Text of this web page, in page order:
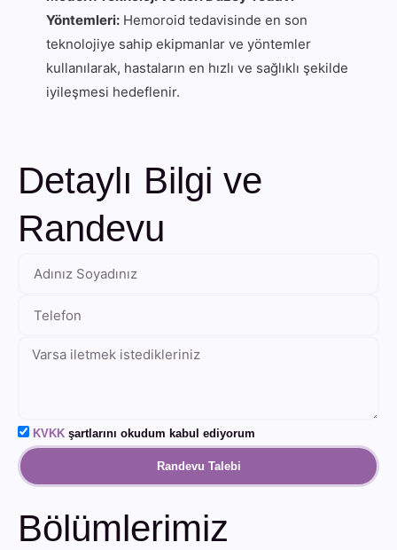
Yöntemleri: Hemoroid tedavisinde en son
teknolojiye sahip ekipmanlar ve yöntemler
kullanılarak, hastaların en hızlı ve sağlıklı şekilde
iyileşmesi hedeflenir.
Detaylı Bilgi ve
Randevu
KVKK şartlarını okudum kabul ediyorum
Randevu Talebi
Bölümlerimiz